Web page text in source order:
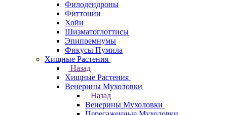
Филодендроны
Фиттонии
Хойи
Шизматоглоттисы
Эпипремнумы
Фикусы Пумила
Хищные Растения
Назад
Хищные Растения
Венерины Мухоловки
Назад
Венерины Мухоловки